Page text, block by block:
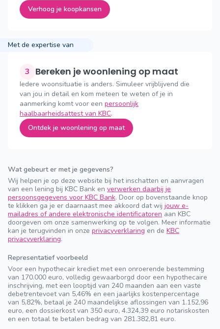
Verhoog je koopkansen
Met de expertise van
3 Bereken je woonlening op maat
Iedere woonsituatie is anders. Simuleer vrijblijvend die
van jou in detail en kom meteen te weten of je in
aanmerking komt voor een persoonlijk
haalbaarheidsattest van KBC.
Ontdek je woonlening op maat
Wat gebeurt er met je gegevens?
Wij helpen je op deze website bij het inschatten en aanvragen
van een lening bij KBC Bank en verwerken daarbij je
persoonsgegevens voor KBC Bank. Door op bovenstaande knop
te klikken ga je er daarnaast mee akkoord dat wij jouw e-
mailadres of andere elektronische identificatoren aan KBC
doorgeven om onze samenwerking op te volgen. Meer informatie
kan je terugvinden in onze privacyverklaring en de KBC
privacyverklaring.
Representatief voorbeeld
Voor een hypothecair krediet met een onroerende bestemming
van 170.000 euro, volledig gewaarborgd door een hypothecaire
inschrijving, met een looptijd van 240 maanden aan een vaste
debetrentevoet van 5,46% en een jaarlijks kostenpercentage
van 5,82%, betaal je 240 maandelijkse aflossingen van 1.152,96
euro, een dossierkost van 350 euro, 4.324,39 euro notariskosten
en een totaal te betalen bedrag van 281.382,81 euro.